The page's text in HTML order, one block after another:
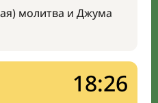
молитва и Джума
18:26